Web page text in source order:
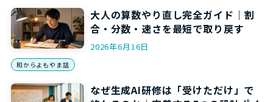
大人の算数やり直し完全ガイド｜割
合・分数・速さを最短で取り戻す
2026年6月16日
和からよもやま話
なぜ生成AI研修は「受けただけ」で